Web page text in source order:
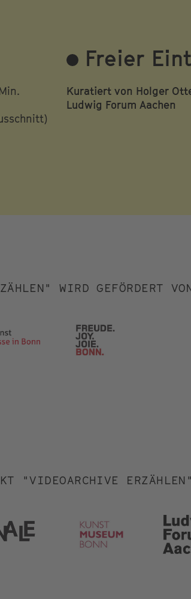
Freier
Kuratiert von Holger
Ludwig Forum Aachen
WIRD GEFÖRDERT
"VIDEOARCHIVE